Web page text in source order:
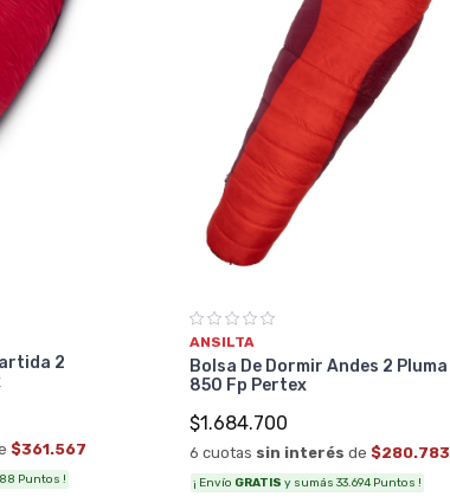
2
$361.567
Puntos !
ANSILTA
Bolsa De Dormir Andes 2 Pluma
850 Fp Pertex
$1.684.700
6 cuotas sin interés de $280.783
¡ Envío GRATIS y sumás 33.694 Puntos !